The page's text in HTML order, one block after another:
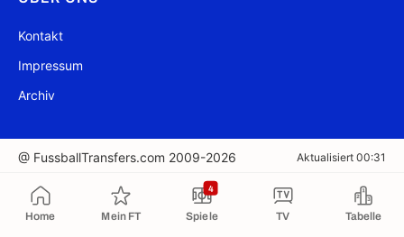
Home Mein FT Spiele
4
TV Tabelle
Kontakt
Impressum
Archiv
@ FussballTransfers.com 2009-2026 Aktualisiert 00:31
In die Zwischenablage kopiert